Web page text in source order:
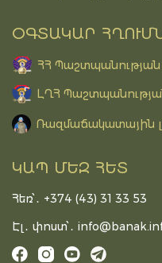
ՕԳՏԱԿԱՐ
ՀՀ
ԼՂՀ
Ռազմաճակատային
ԿԱՊ ՄԵԶ ՀԵՏ
Հեռ՝․ +374 (43) 31 33 53
Էլ․ փոստ՝․